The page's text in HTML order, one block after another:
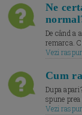
Ne
De când a
remarca.
Vezi
Cum
Dupa
spune
Vezi